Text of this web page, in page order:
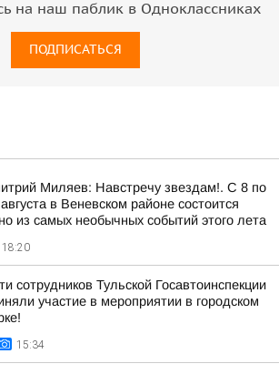
на наш паблик в Одноклассниках
ПОДПИСАТЬСЯ
Миляев: Навстречу звездам!. С 8 по
в Веневском районе состоится
из самых необычных событий этого лета
18:20
сотрудников Тульской Госавтоинспекции
участие в мероприятии в городском
15:34